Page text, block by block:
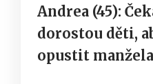
Andrea (45):
dorostou děti,
opustit manžela